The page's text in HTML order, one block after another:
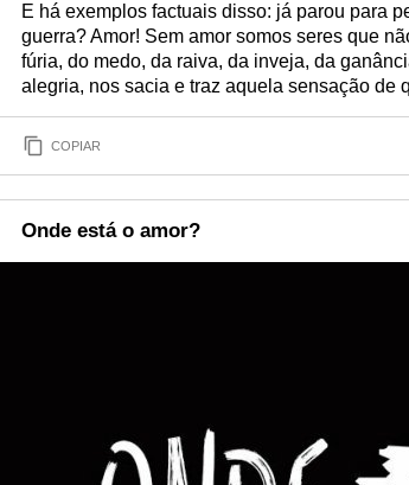
E há exemplos factuais disso: já parou para
guerra? Amor! Sem amor somos seres que
fúria, do medo, da raiva, da inveja, da
alegria, nos sacia e traz aquela sensação de
COPIAR
Onde está o amor?